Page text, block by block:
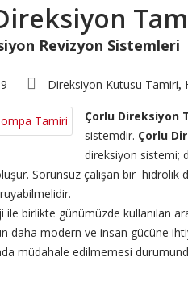
Revizyon Sistemleri
Direksiyon Kutusu Tamiri,
Çorlu Direksiyon
sistemdir. Çorlu
direksiyon sistemi;
Sorunsuz çalışan bir hidrolik
ile birlikte günümüzde kullanılan
daha modern ve insan gücüne
müdahale edilmemesi